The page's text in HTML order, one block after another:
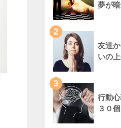
夢が
2
友達
いの
3
行動
３０